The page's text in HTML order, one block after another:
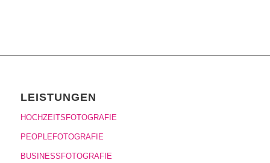
LEISTUNGEN
HOCHZEITSFOTOGRAFIE
PEOPLEFOTOGRAFIE
BUSINESSFOTOGRAFIE